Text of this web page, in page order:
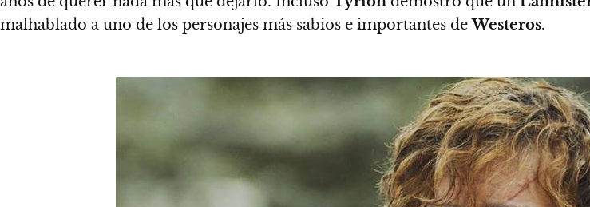
malhablado a uno de los personajes más sabios e importantes deWesteros.